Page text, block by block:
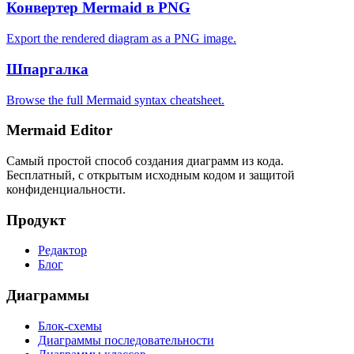
Конвертер Mermaid в PNG
Export the rendered diagram as a PNG image.
Шпаргалка
Browse the full Mermaid syntax cheatsheet.
Mermaid Editor
Самый простой способ создания диаграмм из кода.
Бесплатный, с открытым исходным кодом и защитой
конфиденциальности.
Продукт
Редактор
Блог
Диаграммы
Блок-схемы
Диаграммы последовательности